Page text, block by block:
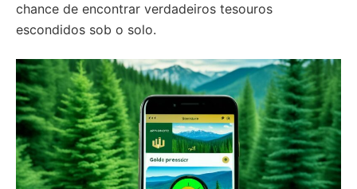
chance de encontrar verdadeiros tesouros
escondidos sob o solo.